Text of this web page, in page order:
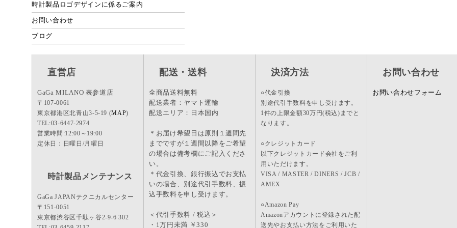
時計製品ロゴデザインに係るご案内
お問い合わせ
ブログ
直営店
GaGa MILANO 表参道店
〒107-0061
東京都港区北青山3-5-19 (MAP)
TEL:03-6447-2974
営業時間:12:00～19:00
定休日：日曜日/月曜日
時計製品メンテナンス
GaGa JAPANテクニカルセンター
〒151-0051
東京都渋谷区千駄ヶ谷2-9-6 302
配送・送料
全商品送料無料
配送業者：ヤマト運輸
配送エリア：日本国内
＊お届け希望日は原則１週間先
までですが１週間以降をご希望
の場合は備考欄にご記入くださ
い。
＊代金引換、銀行振込でお支払
いの場合、別途代引手数料、振
込手数料を申し受けます。
＜代引手数料 / 税込＞
・1万円未満 ￥330
決済方法
○代金引換
別途代引手数料を申し受けます。
1件の上限金額30万円(税込)までと
なります。
○クレジットカード
以下クレジットカード会社をご利
用いただけます。
VISA / MASTER / DINERS / JCB /
AMEX
○Amazon Pay
Amazonアカウントに登録された配
送先やお支払い方法をご利用いた
お問い合わせ
お問い合わせフォーム